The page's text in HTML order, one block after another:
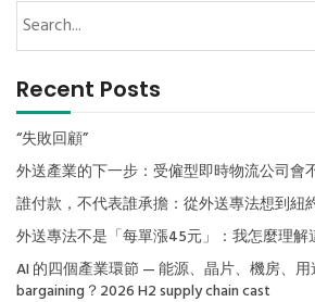
Recent Posts
“失敗回顧”
外送產業的下一步：受僱型即時物流公司會
誰付款，不代表誰承擔：從外送專法想到紐
外送專法不是「每單漲45元」：我怎麼理
AI 的四個產業環節 — 能源、晶片、機房、
bargaining？2026 H2 supply chain cast